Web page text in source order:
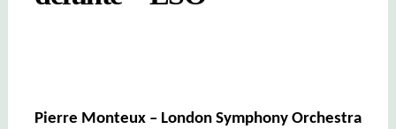
Pierre Monteux – London Symphony Orchestra